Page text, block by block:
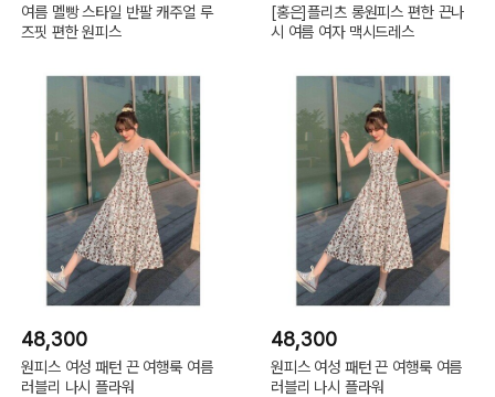
여름 멜빵 스타일 반팔 캐주얼 루
즈핏 편한 원피스
[홍은]플리츠 롱원피스 편한 끈나
시 여름 여자 맥시드레스
48,300
원피스 여성 패턴 끈 여행룩 여름
러블리 나시 플라워
48,300
원피스 여성 패턴 끈 여행룩 여름
러블리 나시 플라워